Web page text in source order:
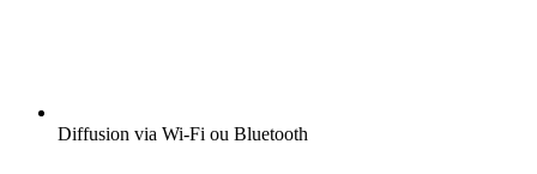
Diffusion via Wi-Fi ou Bluetooth